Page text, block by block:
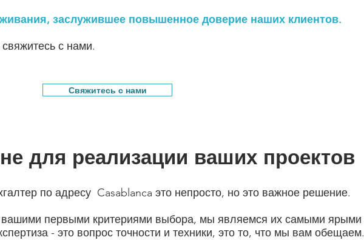
заслужившее повышенное доверие наших клиентов.
с нами.
Свяжитесь с нами
для реализации ваших проектов
по адресу Casablanca это непросто, но это важное решение.
вашими первыми критериями выбора, мы являемся их самыми ярыми
- это вопрос точности и техники, это то, что мы вам обещаем.